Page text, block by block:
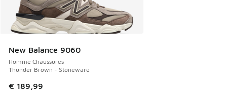
New Balance 9060
Homme Chaussures
Thunder Brown - Stoneware
€ 189,99